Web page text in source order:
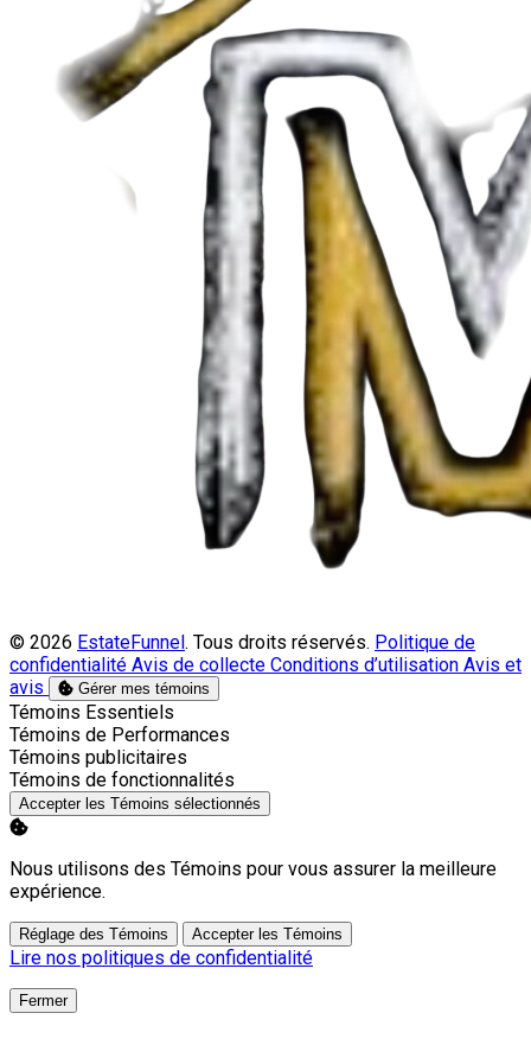
© 2026 EstateFunnel. Tous droits réservés. Politique de
confidentialité Avis de collecte Conditions d’utilisation Avis et
avis
Gérer mes témoins
Activer
Témoins Essentiels
Activer
Témoins de Performances
Activer
Témoins publicitaires
Activer
Témoins de fonctionnalités
Accepter les Témoins sélectionnés
Nous utilisons des Témoins pour vous assurer la meilleure
expérience.
Réglage des Témoins Accepter les Témoins
Lire nos politiques de confidentialité
Fermer